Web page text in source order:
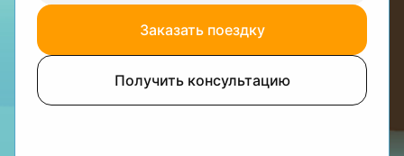
Заказать поездку
Получить консультацию